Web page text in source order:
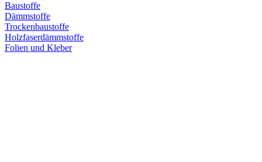
Baustoffe
Dämmstoffe
Trockenbaustoffe
Holzfaserdämmstoffe
Folien und Kleber